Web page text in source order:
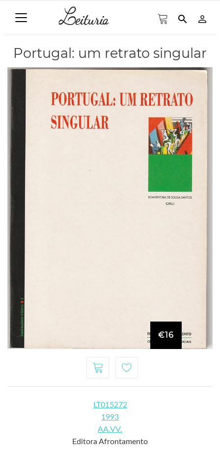
search person_outline
Portugal: um retrato singular
€16
LT015272
1993
AA.VV.
Editora Afrontamento